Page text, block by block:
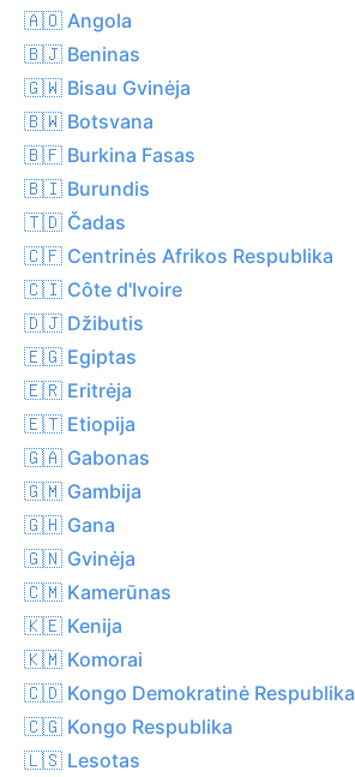
🇦🇴 Angola
🇧🇯 Beninas
🇬🇼 Bisau Gvinėja
🇧🇼 Botsvana
🇧🇫 Burkina Fasas
🇧🇮 Burundis
🇹🇩 Čadas
🇨🇫 Centrinės Afrikos Respublika
🇨🇮 Côte d'Ivoire
🇩🇯 Džibutis
🇪🇬 Egiptas
🇪🇷 Eritrėja
🇪🇹 Etiopija
🇬🇦 Gabonas
🇬🇲 Gambija
🇬🇭 Gana
🇬🇳 Gvinėja
🇨🇲 Kamerūnas
🇰🇪 Kenija
🇰🇲 Komorai
🇨🇩 Kongo Demokratinė Respublika
🇨🇬 Kongo Respublika
🇱🇸 Lesotas